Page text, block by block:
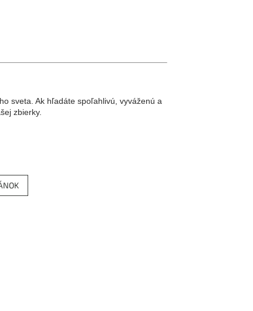
sveta. Ak hľadáte spoľahlivú, vyváženú a
zbierky.